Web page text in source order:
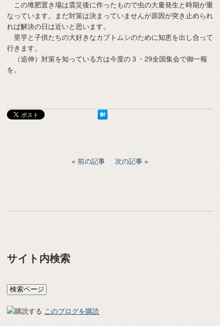
この堆肥置き場は震災後に作ったもので虫の大量発生と時期が重
なっています。まだ対策は決まっていませんが原因が突き止められ
れば解決の日は近いと思います。
里芋と子供たちの大好きなカブトムシのために知恵を出し合って
行きます。
（追伸）対策を知っている方は今度の３・29全国集会で御一報
を。
前の記事 次の記事
サイト内検索
このブログを購読